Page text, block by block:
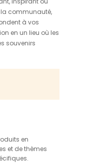
communauté,
à vos
en un lieu où les
souvenirs
en
et de thèmes